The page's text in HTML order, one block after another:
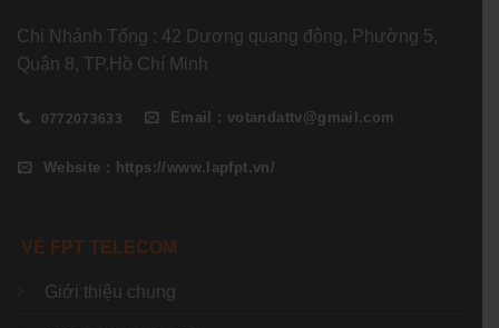
Chi Nhánh Tổng : 42 Dương quang đông, Phường 5,
Quận 8, TP.Hồ Chí Minh
0772073633 Email : votandattv@gmail.com
Website : https://www.lapfpt.vn/
VỀ FPT TELECOM
Giới thiệu chung